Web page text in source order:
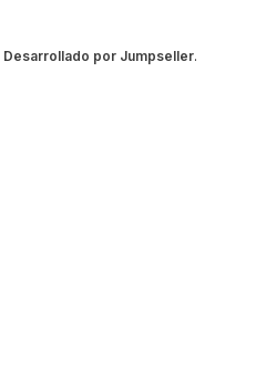
Desarrollado por Jumpseller.